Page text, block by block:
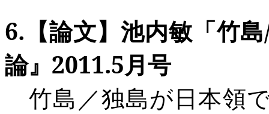
6. 【論文】池内敏「竹島
論』 2011.5月号
竹島／独島が日本領